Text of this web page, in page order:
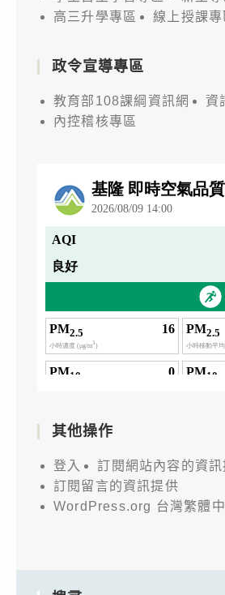
高三升學專區
線上授課專
政令宣導專區
教育部108課綱資訊網
資
內控稽核專區
其他操作
登入
訂閱網站內容的資訊
訂閱留言的資訊提供
WordPress.org 台灣繁體